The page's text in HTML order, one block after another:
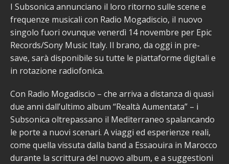
I Subsonica annunciano il loro ritorno sulle scene e
frequenze musicali con Radio Mogadiscio, il nuovo
singolo fuori ovunque venerdì 14 novembre per Epic
Records/Sony Music Italy. Il brano, da oggi in pre-
save, sarà disponibile su tutte le piattaforme digitali e
in rotazione radiofonica.
Con Radio Mogadiscio – che arriva a distanza di quasi
due anni dall’ultimo album “Realtà Aumentata” – i
Subsonica oltrepassano il Mediterraneo spalancando
le porte a nuovi scenari. A viaggi ed esperienze reali,
come quella vissuta dalla band a Essaouira in Marocco
durante la scrittura del nuovo album, e a suggestioni